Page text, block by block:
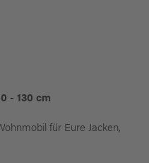
- 130 cm
für Eure Jacken,